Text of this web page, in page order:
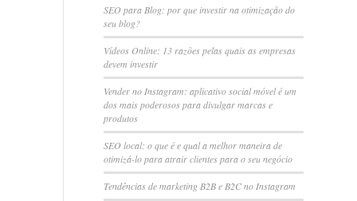
SEO para Blog: por que investir na otimização do
seu blog?
Vídeos Online: 13 razões pelas quais as empresas
devem investir
Vender no Instagram: aplicativo social móvel é um
dos mais poderosos para divulgar marcas e
produtos
SEO local: o que é e qual a melhor maneira de
otimizá-lo para atrair clientes para o seu negócio
Tendências de marketing B2B e B2C no Instagram